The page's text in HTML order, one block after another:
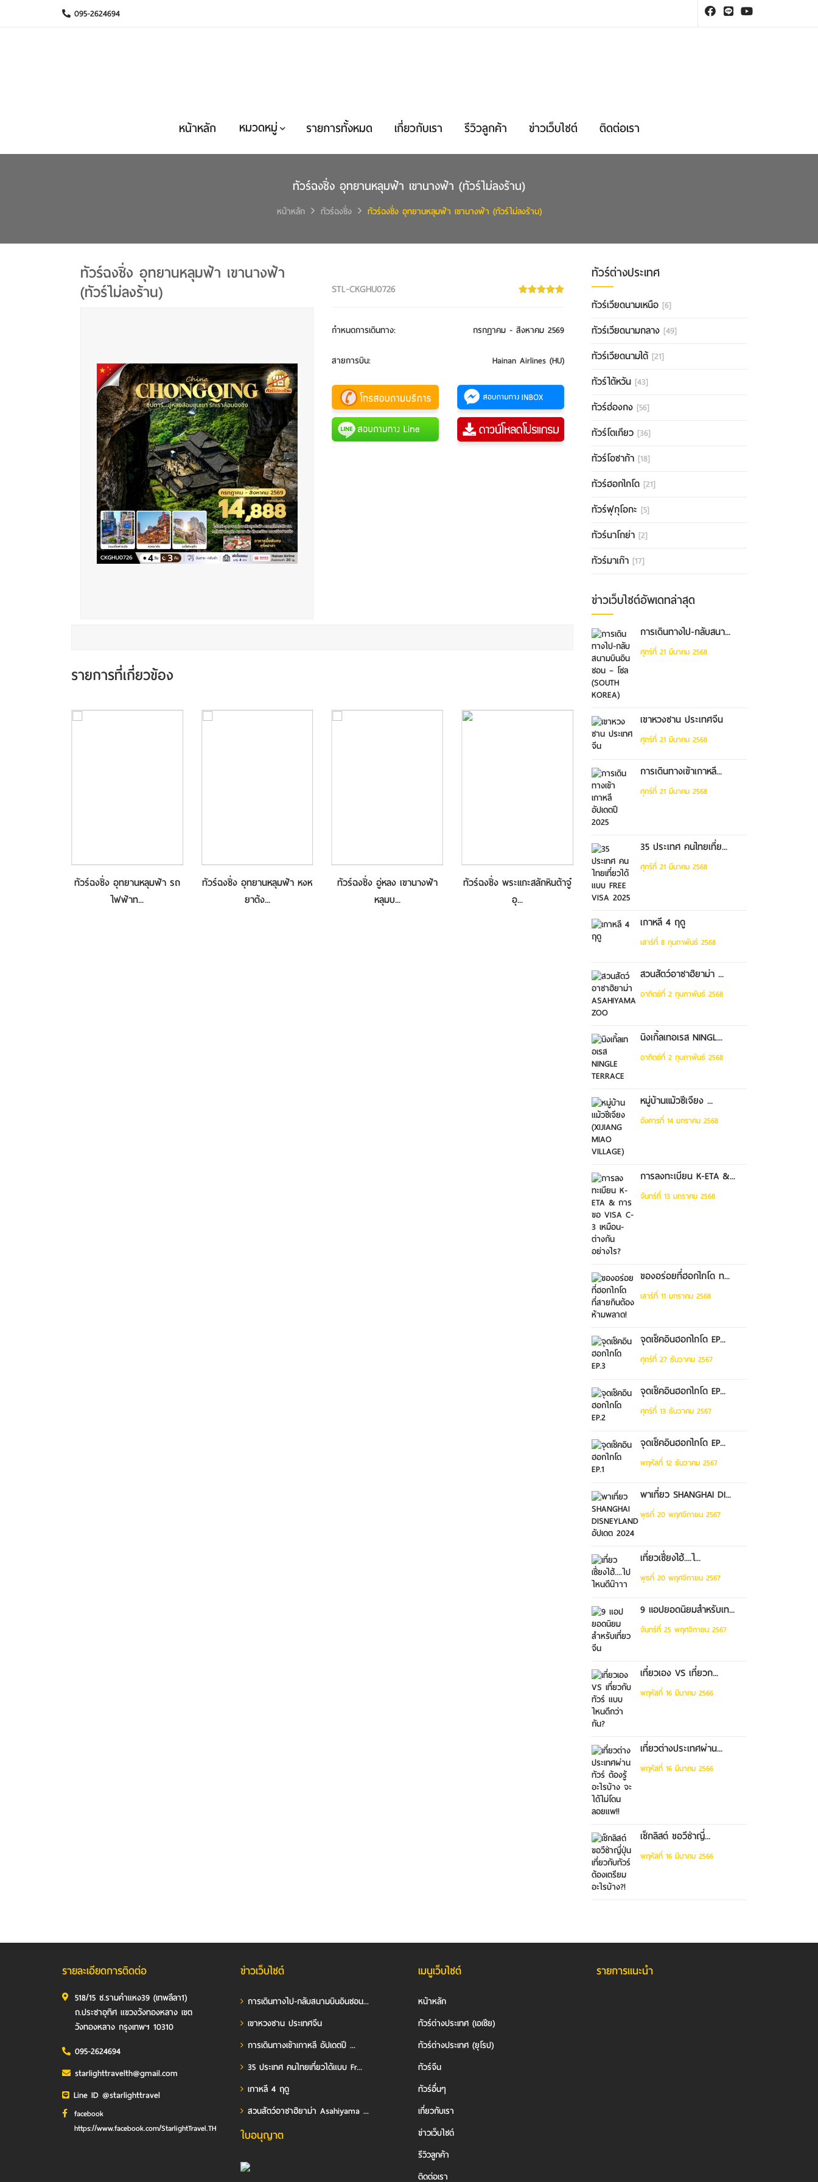
095-2624694
หน้าหลัก หมวดหมู่ รายการทั้งหมด เกี่ยวกับเรา รีวิวลูกค้า ข่าวเว็บไซต์ ติดต่อเรา
ทัวร์ฉงชิ่ง อุทยานหลุมฟ้า เขานางฟ้า (ทัวร์ไม่ลงร้าน)
หน้าหลัก ทัวร์ฉงชิ่ง ทัวร์ฉงชิ่ง อุทยานหลุมฟ้า เขานางฟ้า (ทัวร์ไม่ลงร้าน)
ทัวร์ฉงชิ่ง อุทยานหลุมฟ้า เขานางฟ้า
(ทัวร์ไม่ลงร้าน)
STL-CKGHU0726
กำหนดการเดินทาง: กรกฎาคม - สิงหาคม 2569
สายการบิน: Hainan Airlines (HU)
รายการที่เกี่ยวข้อง
ทัวร์ฉงชิ่ง อุทยานหลุมฟ้า รถ
ไฟฟ้าท...
ทัวร์ฉงชิ่ง อุทยานหลุมฟ้า หงห
ยาต้ง...
ทัวร์ฉงชิ่ง อู่หลง เขานางฟ้า
หลุมบ...
ทัวร์ฉงชิ่ง พระแกะสลักหินต้าจู๋
อุ...
ทัวร์ฉงชิ่ง อุทยานหลุมฟ้า รถ
ทัวร์ต่างประเทศ
ทัวร์เวียดนามเหนือ [6]
ทัวร์เวียดนามกลาง [49]
ทัวร์เวียดนามใต้ [21]
ทัวร์ไต้หวัน [43]
ทัวร์ฮ่องกง [56]
ทัวร์โตเกียว [36]
ทัวร์โอซาก้า [18]
ทัวร์ฮอกไกโด [21]
ทัวร์ฟุกุโอกะ [5]
ทัวร์นาโกย่า [2]
ทัวร์มาเก๊า [17]
ข่าวเว็บไซต์อัพเดทล่าสุด
การเดินทางไป-กลับสนา...
ศุกร์ที่ 21 มีนาคม 2568
เขาหวงซาน ประเทศจีน
ศุกร์ที่ 21 มีนาคม 2568
การเดินทางเข้าเกาหลี...
ศุกร์ที่ 21 มีนาคม 2568
35 ประเทศ คนไทยเที่ย...
ศุกร์ที่ 21 มีนาคม 2568
เกาหลี 4 ฤดู
เสาร์ที่ 8 กุมภาพันธ์ 2568
สวนสัตว์อาซาฮิยาม่า ...
อาทิตย์ที่ 2 กุมภาพันธ์ 2568
นิงเกิ้ลเทอเรส NINGL...
อาทิตย์ที่ 2 กุมภาพันธ์ 2568
หมู่บ้านแม้วซีเจียง ...
อังคารที่ 14 มกราคม 2568
การลงทะเบียน K-ETA &...
จันทร์ที่ 13 มกราคม 2568
ของอร่อยที่ฮอกไกโด ท...
เสาร์ที่ 11 มกราคม 2568
จุดเช็คอินฮอกไกโด EP...
ศุกร์ที่ 27 ธันวาคม 2567
จุดเช็คอินฮอกไกโด EP...
ศุกร์ที่ 13 ธันวาคม 2567
จุดเช็คอินฮอกไกโด EP...
พฤหัสที่ 12 ธันวาคม 2567
พาเที่ยว SHANGHAI DI...
พุธที่ 20 พฤศจิกายน 2567
เที่ยวเซี่ยงไฮ้....ไ...
พุธที่ 20 พฤศจิกายน 2567
9 แอปยอดนิยมสำหรับเท...
จันทร์ที่ 25 พฤศจิกายน 2567
เที่ยวเอง VS เที่ยวก...
พฤหัสที่ 16 มีนาคม 2566
เที่ยวต่างประเทศผ่าน...
พฤหัสที่ 16 มีนาคม 2566
เช็กลิสต์ ขอวีซ่าญี่...
พฤหัสที่ 16 มีนาคม 2566
รายละเอียดการติดต่อ
518/15 ซ.รามคำแหง39 (เทพลีลา1)
ถ.ประชาอุทิศ แขวงวังทองหลาง เขต
วังทองหลาง กรุงเทพฯ 10310
095-2624694
starlighttravelth@gmail.com
Line ID @starlighttravel
facebook
https://www.facebook.com/StarlightTravel.TH
ข่าวเว็บไซต์
การเดินทางไป-กลับสนามบินอินชอน...
เขาหวงซาน ประเทศจีน
การเดินทางเข้าเกาหลี อัปเดตปี ...
35 ประเทศ คนไทยเที่ยวได้แบบ Fr...
เกาหลี 4 ฤดู
สวนสัตว์อาซาฮิยาม่า Asahiyama ...
ใบอนุญาต
เมนูเว็บไซต์
หน้าหลัก
ทัวร์ต่างประเทศ (เอเชีย)
ทัวร์ต่างประเทศ (ยุโรป)
ทัวร์จีน
ทัวร์อื่นๆ
เกี่ยวกับเรา
ข่าวเว็บไซต์
รีวิวลูกค้า
ติดต่อเรา
รายการแนะนำ